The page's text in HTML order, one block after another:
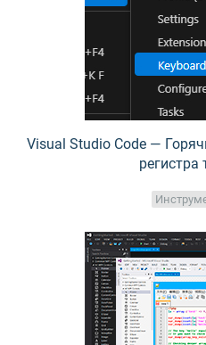
Visual Studio Code —
регистра